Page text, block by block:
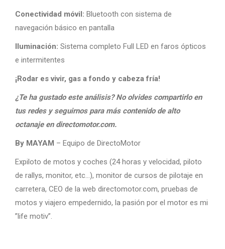
Conectividad móvil: Bluetooth con sistema de
navegación básico en pantalla
Iluminación: Sistema completo Full LED en faros ópticos
e intermitentes
¡Rodar es vivir, gas a fondo y cabeza fría!
¿Te ha gustado este análisis? No olvides compartirlo en
tus redes y seguirnos para más contenido de alto
octanaje en directomotor.com.
By MAYAM – Equipo de DirectoMotor
Expiloto de motos y coches (24 horas y velocidad, piloto
de rallys, monitor, etc…), monitor de cursos de pilotaje en
carretera, CEO de la web directomotor.com, pruebas de
motos y viajero empedernido, la pasión por el motor es mi
”life motiv”.